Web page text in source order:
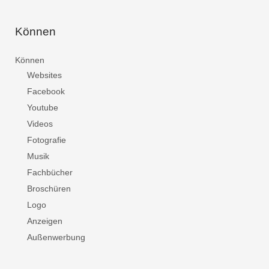
Können
Können
Websites
Facebook
Youtube
Videos
Fotografie
Musik
Fachbücher
Broschüren
Logo
Anzeigen
Außenwerbung